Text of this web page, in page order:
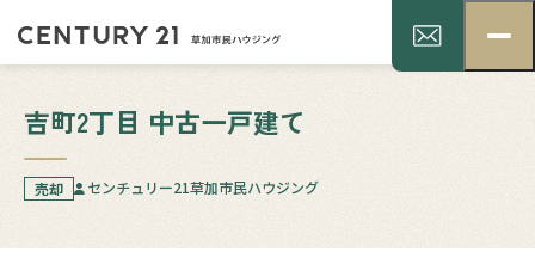
吉町2丁目 中古一戸建て
売却 センチュリー21草加市民ハウジング